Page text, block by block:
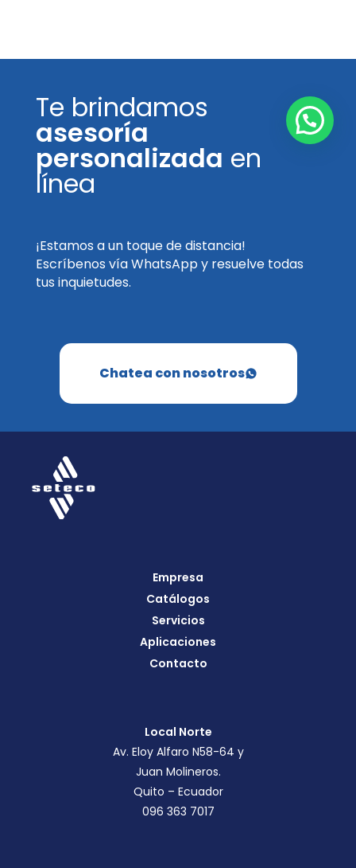
Te brindamos
asesoría
personalizada en
línea
¡Estamos a un toque de distancia!
Escríbenos vía WhatsApp y resuelve todas
tus inquietudes.
Chatea con nosotros
Empresa
Catálogos
Servicios
Aplicaciones
Contacto
Local Norte
Av. Eloy Alfaro N58-64 y
Juan Molineros.
Quito – Ecuador
096 363 7017